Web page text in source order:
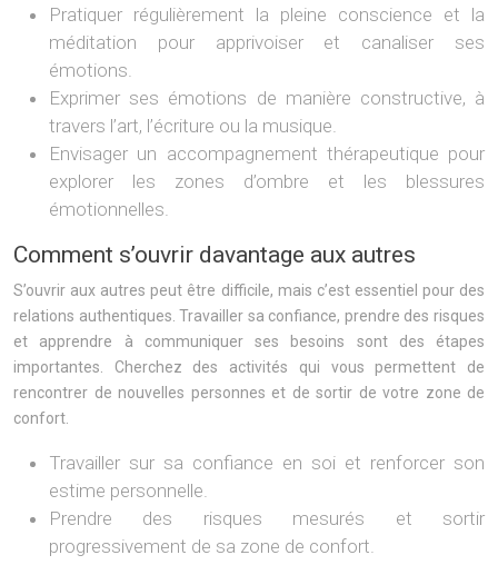
Pratiquer régulièrement la pleine conscience et la
méditation pour apprivoiser et canaliser ses
émotions.
Exprimer ses émotions de manière constructive, à
travers l’art, l’écriture ou la musique.
Envisager un accompagnement thérapeutique pour
explorer les zones d’ombre et les blessures
émotionnelles.
Comment s’ouvrir davantage aux autres
S’ouvrir aux autres peut être difficile, mais c’est essentiel pour des
relations authentiques. Travailler sa confiance, prendre des risques
et apprendre à communiquer ses besoins sont des étapes
importantes. Cherchez des activités qui vous permettent de
rencontrer de nouvelles personnes et de sortir de votre zone de
confort.
Travailler sur sa confiance en soi et renforcer son
estime personnelle.
Prendre des risques mesurés et sortir
progressivement de sa zone de confort.